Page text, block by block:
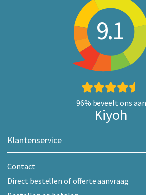
9.1
96% beveelt ons aan
Kiyoh
Klantenservice
Contact
Direct bestellen of offerte aanvraag